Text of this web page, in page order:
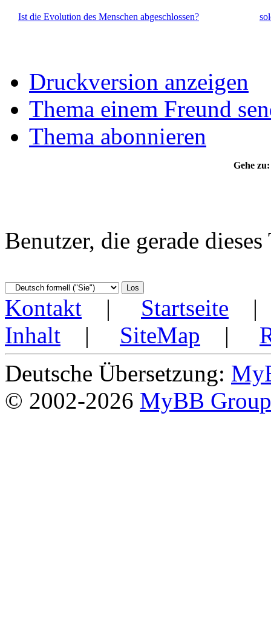
Ist die Evolution des Menschen abgeschlossen?
Druckversion anzeigen
Thema einem Freund
Thema abonnieren
Gehe zu:
Benutzer, die gerade
Kontakt | Startseite
Inhalt | SiteMap |
Deutsche Übersetzung:
© 2002-2026 MyBB Group